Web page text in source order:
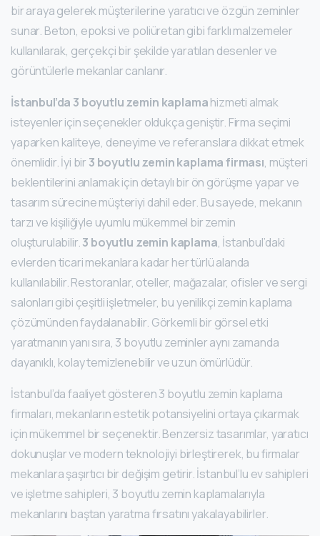
bir araya gelerek müşterilerine yaratıcı ve özgün zeminler
sunar. Beton, epoksi ve poliüretan gibi farklı malzemeler
kullanılarak, gerçekçi bir şekilde yaratılan desenler ve
görüntülerle mekanlar canlanır.
İstanbul’da 3 boyutlu zemin kaplamahizmeti almak
isteyenler için seçenekler oldukça geniştir. Firma seçimi
yaparken kaliteye, deneyime ve referanslara dikkat etmek
önemlidir. İyi bir 3 boyutlu zemin kaplama firması, müşteri
beklentilerini anlamak için detaylı bir ön görüşme yapar ve
tasarım sürecine müşteriyi dahil eder. Bu sayede, mekanın
tarzı ve kişiliğiyle uyumlu mükemmel bir zemin
oluşturulabilir.3 boyutlu zemin kaplama, İstanbul’daki
evlerden ticari mekanlara kadar her türlü alanda
kullanılabilir. Restoranlar, oteller, mağazalar, ofisler ve sergi
salonları gibi çeşitli işletmeler, bu yenilikçi zemin kaplama
çözümünden faydalanabilir. Görkemli bir görsel etki
yaratmanın yanı sıra, 3 boyutlu zeminler aynı zamanda
dayanıklı, kolay temizlenebilir ve uzun ömürlüdür.
İstanbul’da faaliyet gösteren 3 boyutlu zemin kaplama
firmaları, mekanların estetik potansiyelini ortaya çıkarmak
için mükemmel bir seçenektir. Benzersiz tasarımlar, yaratıcı
dokunuşlar ve modern teknolojiyi birleştirerek, bu firmalar
mekanlara şaşırtıcı bir değişim getirir. İstanbul’lu ev sahipleri
ve işletme sahipleri, 3 boyutlu zemin kaplamalarıyla
mekanlarını baştan yaratma fırsatını yakalayabilirler.